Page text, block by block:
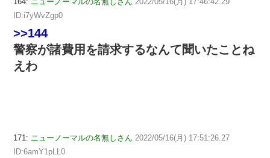
ID:i7yWvZgp0
>>144
警察が諸費用を請求するなんて聞いたことね
えわ
171: ニューノーマルの名無しさん 2022/05/16(月) 17:51:26.27
ID:6amY1pLL0